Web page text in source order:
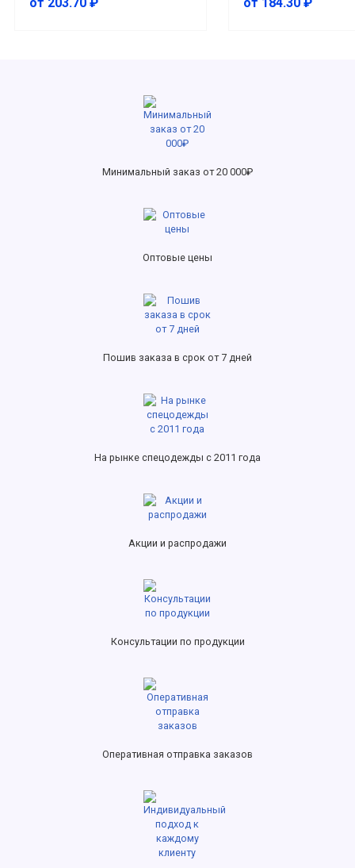
Минимальный заказ от 20 000₽
Оптовые цены
Пошив заказа в срок от 7 дней
На рынке спецодежды с 2011 года
Акции и распродажи
Консультации по продукции
Оперативная отправка заказов